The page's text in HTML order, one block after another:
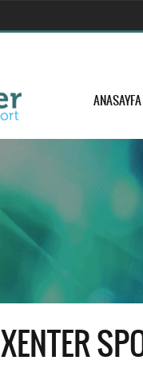
ANASAYFA
XENTER